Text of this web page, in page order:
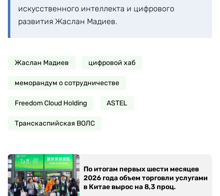
искусственного интеллекта и цифрового
развития Жаслан Мадиев.
Жаслан Мадиев цифровой хаб
меморандум о сотрудничестве
Freedom Cloud Holding ASTEL
Транскаспийская ВОЛС
По итогам первых шести месяцев
2026 года объем торговли услугами
в Китае вырос на 8,3 проц.